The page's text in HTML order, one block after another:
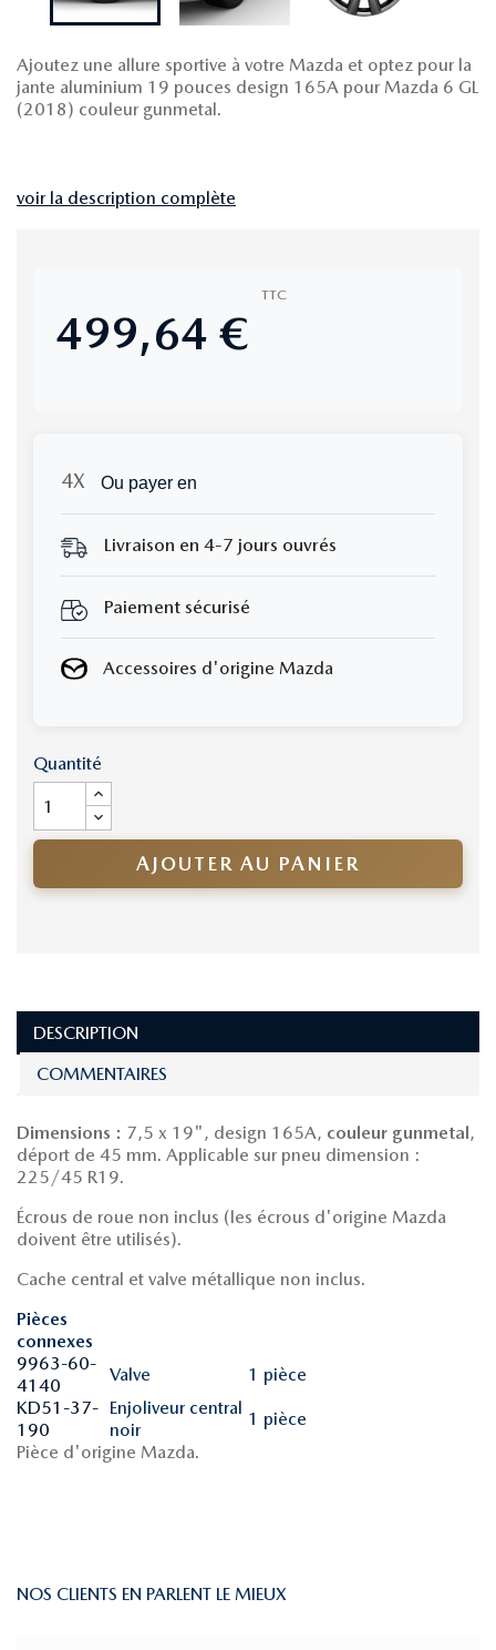
Ajoutez une allure sportive à votre Mazda et optez pour la
jante aluminium 19 pouces design 165A pour Mazda 6 GL
(2018) couleur gunmetal.
voir la description complète
499,64 €
TTC
Ou payer en
Livraison en 4-7 jours ouvrés
Paiement sécurisé
Accessoires d'origine Mazda
Quantité
AJOUTER AU PANIER
DESCRIPTION
COMMENTAIRES
Dimensions : 7,5 x 19", design 165A, couleur gunmetal,
déport de 45 mm. Applicable sur pneu dimension :
225/45 R19.
Écrous de roue non inclus (les écrous d'origine Mazda
doivent être utilisés).
Cache central et valve métallique non inclus.
Pièces
connexes
9963-60-
4140
Valve
1 pièce
KD51-37-
190
Enjoliveur central
noir
1 pièce
Pièce d'origine Mazda.
NOS CLIENTS EN PARLENT LE MIEUX